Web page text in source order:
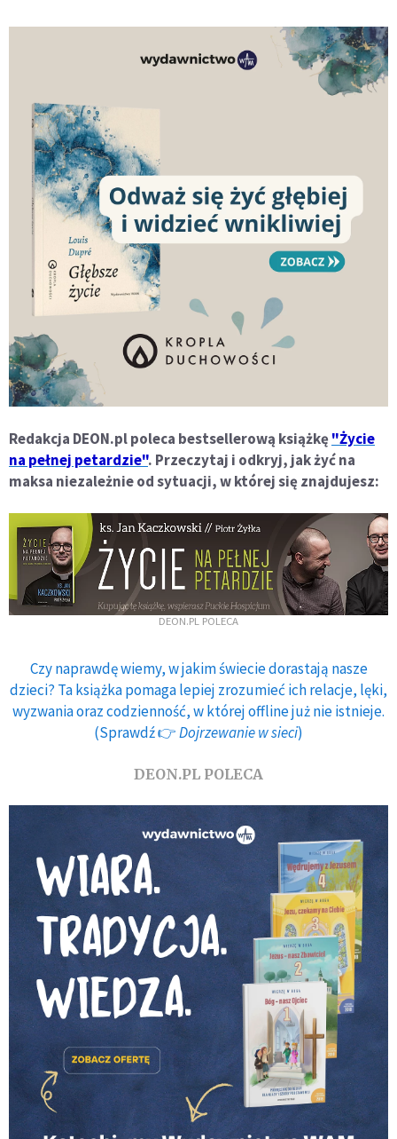
Redakcja DEON.pl poleca bestsellerową książkę"Życie
na pełnej petardzie". Przeczytaj i odkryj, jak żyć na
maksa niezależnie od sytuacji, w której się znajdujesz:
DEON.PL POLECA
Czy naprawdę wiemy, w jakim świecie dorastają nasze
dzieci? Ta książka pomaga lepiej zrozumieć ich relacje, lęki,
wyzwania oraz codzienność, w której offline już nie istnieje.
(Sprawdź 👉Dojrzewanie w sieci)
DEON.PL POLECA